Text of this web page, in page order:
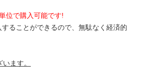
位で購入可能です!
ることができるので、無駄なく経済的
ます。